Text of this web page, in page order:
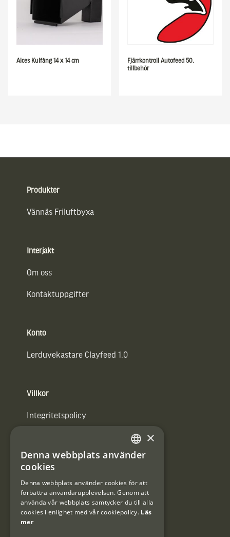
Alces Kulfång 14 x 14 cm
Fjärrkontroll Autofeed 50,
tillbehör
Produkter
Vännäs Friluftbyxa
Interjakt
Om oss
Kontaktuppgifter
Konto
Lerduvekastare Clayfeed 1.0
Villkor
Integritetspolicy
#Interjaktfamily
Kundklubb
Information om kundklubben.
SWEDISH
×
Denna webbplats använder
cookies
Denna webbplats använder cookies för att
förbättra användarupplevelsen. Genom att
använda vår webbplats samtycker du till alla
cookies i enlighet med vår cookiepolicy. Läs
mer